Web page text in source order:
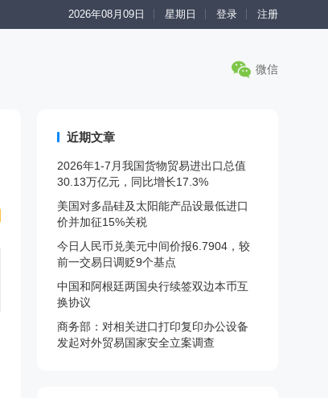
2026年08月09日 星期日 登录 注册
微信
近期文章
2026年1-7月我国货物贸易进出口总值
30.13万亿元，同比增长17.3%
美国对多晶硅及太阳能产品设最低进口
价并加征15%关税
今日人民币兑美元中间价报6.7904，较
前一交易日调贬9个基点
中国和阿根廷两国央行续签双边本币互
换协议
商务部：对相关进口打印复印办公设备
发起对外贸易国家安全立案调查